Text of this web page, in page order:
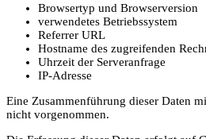
Browsertyp und Browserversion
verwendetes Betriebssystem
Referrer URL
Hostname des zugreifenden
Uhrzeit der Serveranfrage
IP-Adresse
Eine Zusammenführung dieser Daten
nicht vorgenommen.